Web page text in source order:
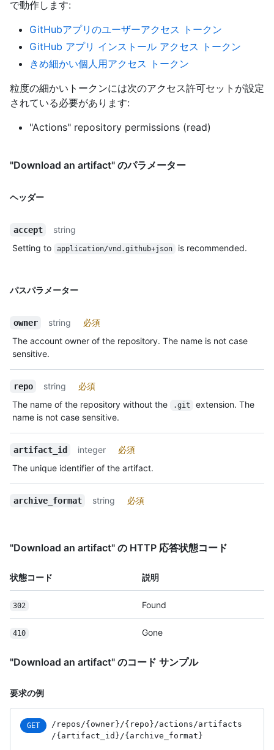
で動作します:
GitHubアプリのユーザーアクセス トークン
GitHub アプリ インストール アクセス トークン
きめ細かい個人用アクセス トークン
粒度の細かいトークンには次のアクセス許可セットが設定
されている必要があります:
"Actions" repository permissions (read)
"Download an artifact" のパラメーター
ヘッダー
accept
string
Setting to
application/vnd.github+json is recommended.
パスパラメーター
owner string
必須
The account owner of the repository. The name is not case
sensitive.
repo string
必須
The name of the repository without the
.git
extension. The
name is not case sensitive.
artifact_id integer
必須
The unique identifier of the artifact.
archive_format string 必須
"Download an artifact" の HTTP 応答状態コード
状態コード 説明
302 Found
410 Gone
"Download an artifact" のコード サンプル
要求の例
GET /repos /{owner} /{repo} /actions /artifacts
/{artifact_ id} /{archive_ format}